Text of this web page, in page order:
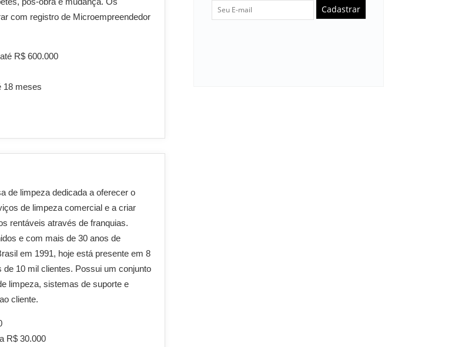
com registro de Microempreendedor
R$ 600.000
18 meses
de limpeza dedicada a oferecer o
de limpeza comercial e a criar
rentáveis através de franquias.
e com mais de 30 anos de
em 1991, hoje está presente em 8
10 mil clientes. Possui um conjunto
limpeza, sistemas de suporte e
cliente.
R$ 30.000
Cadastrar